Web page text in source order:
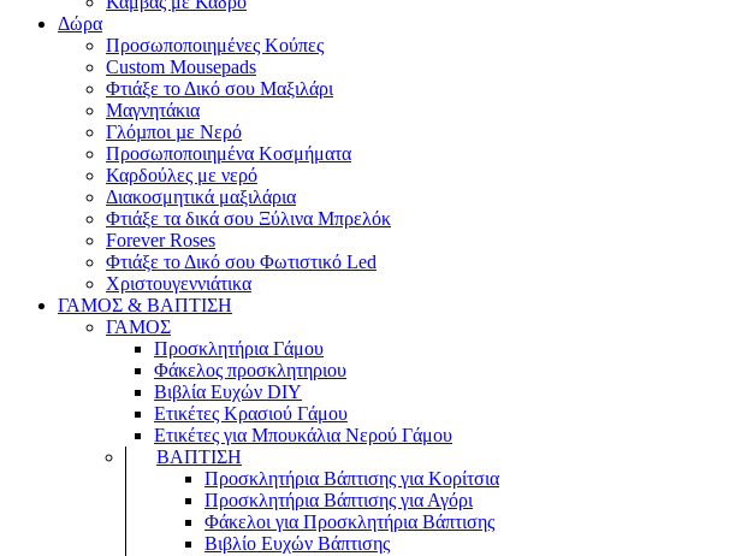
Δώρα
Προσωποποιημένες Κούπες
Custom Mousepads
Φτιάξε το Δικό σου Μαξιλάρι
Μαγνητάκια
Γλόµποι µε Νερό
Προσωποποιημένα Κοσμήματα
Καρδούλες με νερό
Διακοσμητικά μαξιλάρια
Φτιάξε τα δικά σου Ξύλινα Μπρελόκ
Forever Roses
Φτιάξε το Δικό σου Φωτιστικό Led
Χριστουγεννιάτικα
ΓΑΜΟΣ & ΒΑΠΤΙΣΗ
ΓΑΜΟΣ
Προσκλητήρια Γάμου
Φάκελος προσκλητηριου
Βιβλία Ευχών DIY
Ετικέτες Κρασιού Γάμου
Ετικέτες για Μπουκάλια Νερού Γάμου
ΒΑΠΤΙΣΗ
Προσκλητήρια Βάπτισης για Κορίτσια
Προσκλητήρια Βάπτισης για Αγόρι
Φάκελοι για Προσκλητήρια Βάπτισης
Βιβλίο Ευχών Βάπτισης